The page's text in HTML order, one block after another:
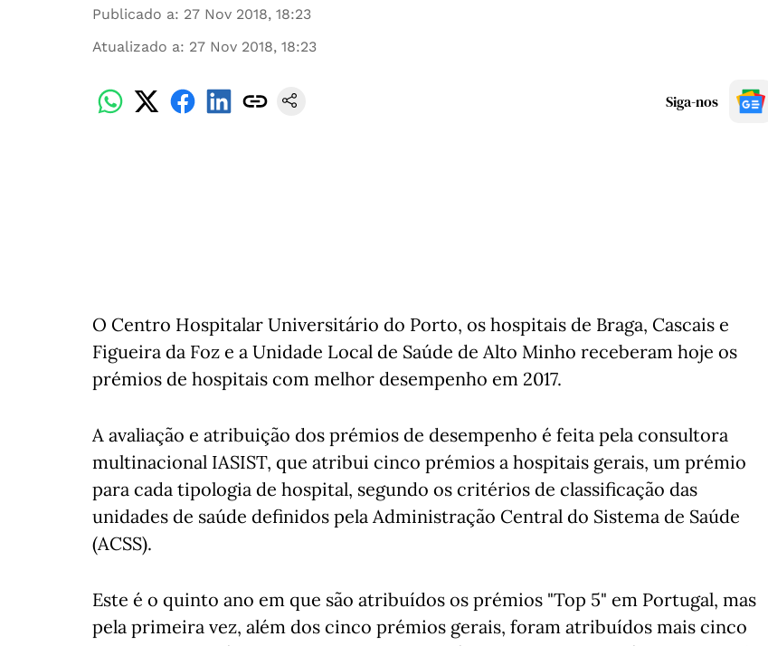
Publicado a: 27 Nov 2018, 18:23
Atualizado a: 27 Nov 2018, 18:23
Siga-nos
O Centro Hospitalar Universitário do Porto, os hospitais de Braga, Cascais e
Figueira da Foz e a Unidade Local de Saúde de Alto Minho receberam hoje os
prémios de hospitais com melhor desempenho em 2017.
A avaliação e atribuição dos prémios de desempenho é feita pela consultora
multinacional IASIST, que atribui cinco prémios a hospitais gerais, um prémio
para cada tipologia de hospital, segundo os critérios de classificação das
unidades de saúde definidos pela Administração Central do Sistema de Saúde
(ACSS).
Este é o quinto ano em que são atribuídos os prémios "Top 5" em Portugal, mas
pela primeira vez, além dos cinco prémios gerais, foram atribuídos mais cinco